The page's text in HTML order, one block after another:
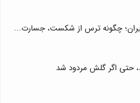
چگونه ترس از شکست، جسارت...
حتی اگر گلش مردود شد